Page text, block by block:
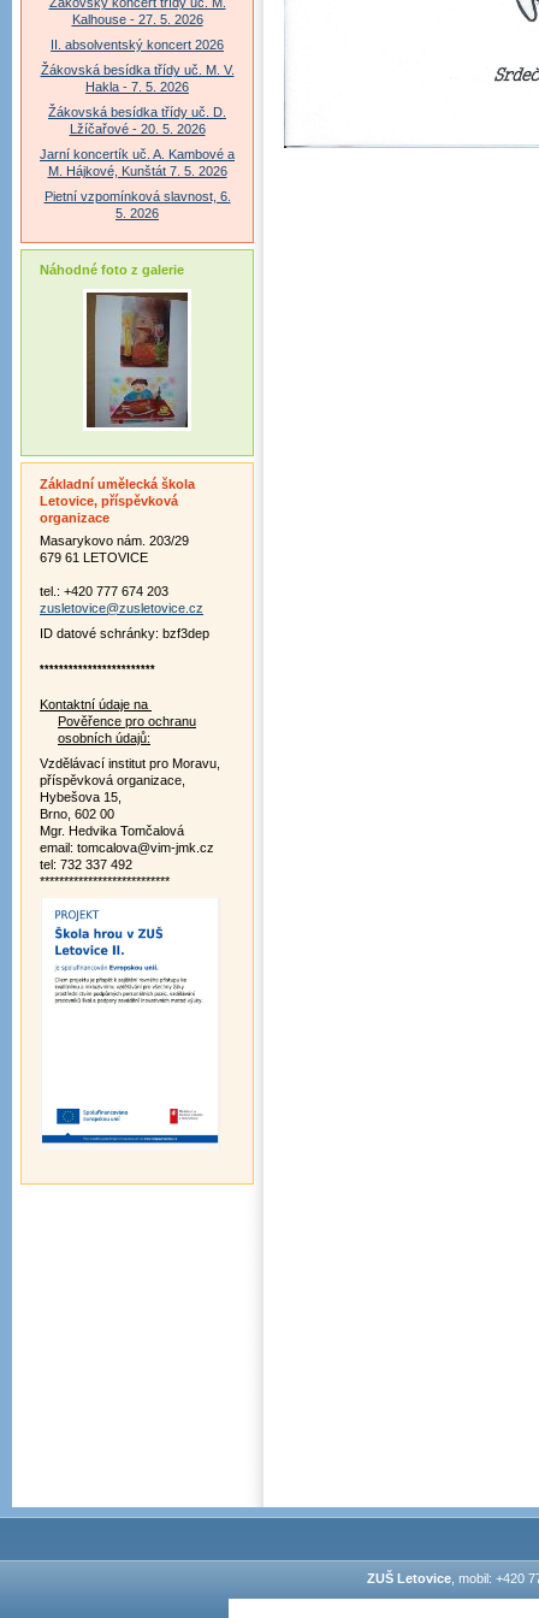
Kalhouse - 27. 5. 2026
II. absolventský koncert 2026
Žákovská besídka třídy uč. M. V.
Hakla - 7. 5. 2026
Žákovská besídka třídy uč. D.
Lžíčařové - 20. 5. 2026
Jarní koncertík uč. A. Kambové a
M. Hájkové, Kunštát 7. 5. 2026
Pietní vzpomínková slavnost, 6.
5. 2026
Náhodné foto z galerie
Základní umělecká škola
Letovice, příspěvková
organizace
Masarykovo nám. 203/29
679 61 LETOVICE
tel.: +420 777 674 203
zusletovice@zusletovice.cz
ID datové schránky: bzf3dep
************************
Kontaktní údaje na
Pověřence pro ochranu
osobních údajů:
Vzdělávací institut pro Moravu,
příspěvková organizace,
Hybešova 15,
Brno, 602 00
Mgr. Hedvika Tomčalová
email: tomcalova@vim-jmk.cz
tel: 732 337 492
***************************
ZUŠ Letovice, mobil: +420